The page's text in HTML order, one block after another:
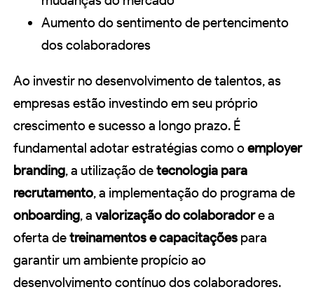
Aumento do sentimento de pertencimento
dos colaboradores
Ao investir no desenvolvimento de talentos, as
empresas estão investindo em seu próprio
crescimento e sucesso a longo prazo. É
fundamental adotar estratégias como o employer
branding, a utilização detecnologia para
recrutamento, a implementação do programa de
onboarding, a valorização do colaboradore a
oferta detreinamentos e capacitações para
garantir um ambiente propício ao
desenvolvimento contínuo dos colaboradores.